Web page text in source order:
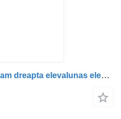
Ansamblu regulator de geam dreapta elevalunas electrico para MAN 81626456054 / 81626456040 / 81286016138 / 81286016108 camión